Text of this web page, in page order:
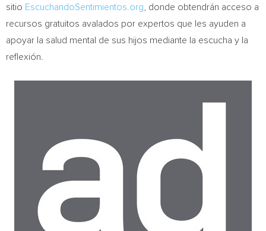
sitio EscuchandoSentimientos.org , donde obtendrán acceso a
recursos gratuitos avalados por expertos que les ayuden a
apoyar la salud mental de sus hijos mediante la escucha y la
reflexión.